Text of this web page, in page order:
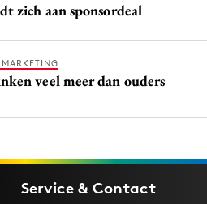
zich aan sponsordeal
veel meer dan ouders
Service & Contact